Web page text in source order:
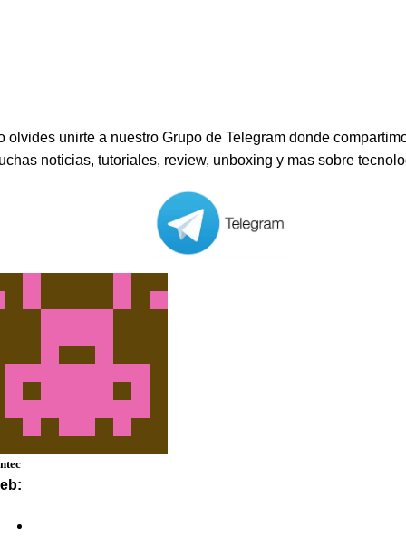
olvides unirte a nuestro Grupo de Telegram donde
noticias, tutoriales, review, unboxing y mas sobre